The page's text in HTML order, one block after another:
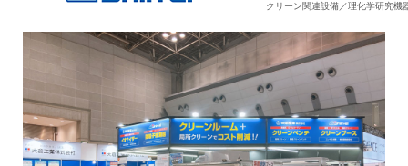
クリーン関連設備／理化学研究機